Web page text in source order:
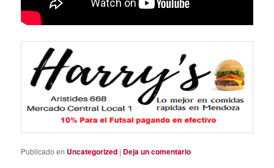
Publicado en Uncategorized | Deja un comentario